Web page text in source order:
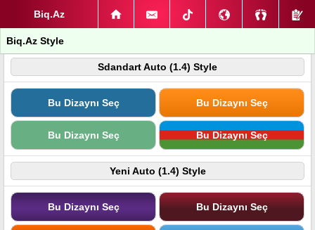
Biq.Az
Biq.Az Style
Sdandart Auto (1.4) Style
Bu Dizaynı Seç Bu Dizaynı Seç
Bu Dizaynı Seç Bu Dizaynı Seç
Yeni Auto (1.4) Style
Bu Dizaynı Seç Bu Dizaynı Seç